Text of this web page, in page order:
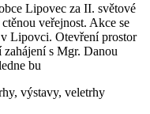
Lipovec za II. světové
veřejnost. Akce se
Lipovci. Otevření prostor
zahájení s Mgr. Danou
bu
výstavy, veletrhy